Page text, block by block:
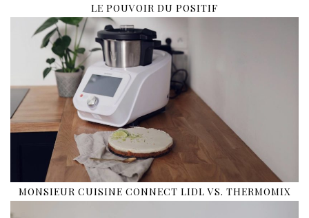
LE POUVOIR DU POSITIF
MONSIEUR CUISINE CONNECT LIDL VS. THERMOMIX